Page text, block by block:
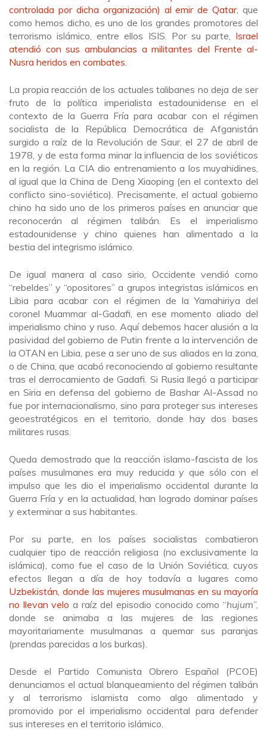
controlada por dicha organización) al emir de Qatar, que
como hemos dicho, es uno de los grandes promotores del
terrorismo islámico, entre ellos ISIS. Por su parte, Israel
atendió con sus ambulancias a militantes del Frente al-
Nusra heridos en combates
La propia reacción de los actuales talibanes no deja de ser
fruto de la política imperialista estadounidense en el
contexto de la Guerra Fría para acabar con el régimen
socialista de la República Democrática de Afganistán
surgido a raíz de la Revolución de Saur, el 27 de abril de
1978, y de esta forma minar la influencia de los soviéticos
en la región. La CIA dio entrenamiento a los muyahidines,
al igual que la China de Deng Xiaoping (en el contexto del
conflicto sino-soviético). Precisamente, el actual gobierno
chino ha sido uno de los primeros países en anunciar que
reconocerán al régimen talibán. Es el imperialismo
estadounidense y chino quienes han alimentado a la
bestia del integrismo islámico.
De igual manera al caso sirio, Occidente vendió como
“rebeldes” y “opositores” a grupos integristas islámicos en
Libia para acabar con el régimen de la Yamahiriya del
coronel Muammar al-Gadafi, en ese momento aliado del
imperialismo chino y ruso. Aquí debemos hacer alusión a la
pasividad del gobierno de Putin frente a la intervención de
la OTAN en Libia, pese a ser uno de sus aliados en la zona,
o de China, que acabó reconociendo al gobierno resultante
tras el derrocamiento de Gadafi. Si Rusia llegó a participar
en Siria en defensa del gobierno de Bashar Al-Assad no
fue por internacionalismo, sino para proteger sus intereses
geoestratégicos en el territorio, donde hay dos bases
militares rusas.
Queda demostrado que la reacción islamo-fascista de los
países musulmanes era muy reducida y que sólo con el
impulso que les dio el imperialismo occidental durante la
Guerra Fría y en la actualidad, han logrado dominar países
y exterminar a sus habitantes.
Por su parte, en los países socialistas combatieron
cualquier tipo de reacción religiosa (no exclusivamente la
islámica), como fue el caso de la Unión Soviética, cuyos
efectos llegan a día de hoy todavía a lugares como
Uzbekistán, donde las mujeres musulmanas en su mayoría
no llevan velo a raíz del episodio conocido como “hujum”,
donde se animaba a las mujeres de las regiones
mayoritariamente musulmanas a quemar sus paranjas
(prendas parecidas a los burkas).
Desde el Partido Comunista Obrero Español (PCOE)
denunciamos el actual blanqueamiento del régimen talibán
y al terrorismo islamista como algo alimentado y
promovido por el imperialismo occidental para defender
sus intereses en el territorio islámico.